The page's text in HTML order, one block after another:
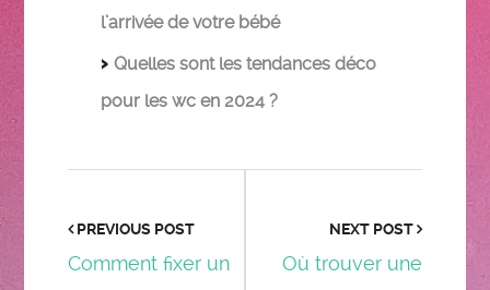
l’arrivée de votre bébé
Quelles sont les tendances déco
pour les wc en 2024 ?
PREVIOUS POST
Comment fixer un
NEXT POST
Où trouver une